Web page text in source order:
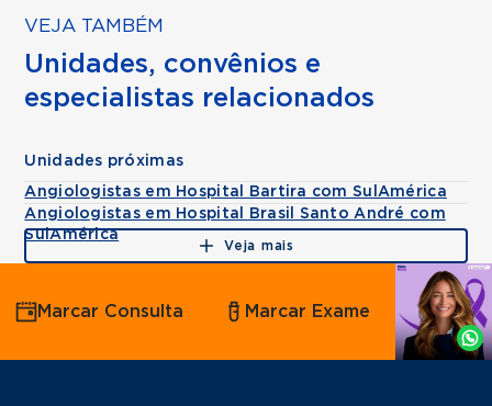
VEJA TAMBÉM
Unidades, convênios e
especialistas relacionados
Unidades próximas
Angiologistas em Hospital Bartira com SulAmérica
Angiologistas em Hospital Brasil Santo André com
SulAmérica
Veja mais
Agende
por
Whatsapp
Marcar Consulta Marcar Exame